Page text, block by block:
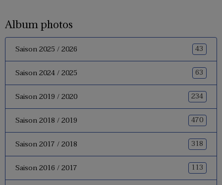
Album photos
Saison 2025 / 2026 43
Saison 2024 / 2025 63
Saison 2019 / 2020 234
Saison 2018 / 2019 470
Saison 2017 / 2018 318
Saison 2016 / 2017 113